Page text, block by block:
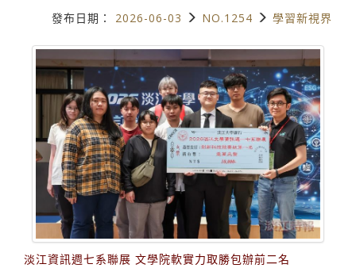
發布日期： 2026-06-03 NO.1254 學習新視界
淡江資訊週七系聯展 文學院軟實力取勝包辦前二名